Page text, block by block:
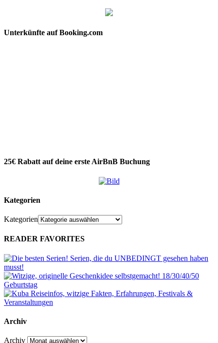
Unterkünfte auf Booking.com
25€ Rabatt auf deine erste AirBnB Buchung
Kategorien
Kategorien
READER FAVORITES
Archiv
Archiv